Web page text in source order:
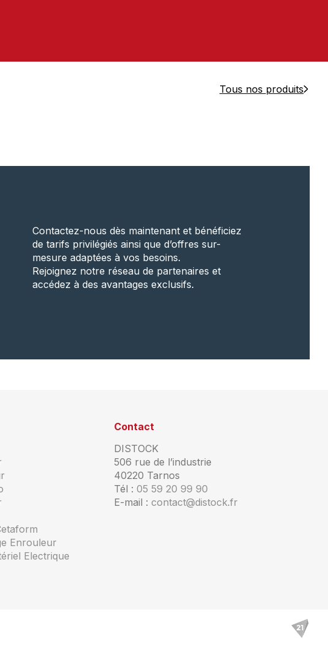
Tous nos produits
Contactez-nous dès maintenant et bénéficiez
de tarifs privilégiés ainsi que d’offres sur-
mesure adaptées à vos besoins.
Rejoignez notre réseau de partenaires et
accédez à des avantages exclusifs.
Enrouleur
Electrique
Contact
DISTOCK
506 rue de l’industrie
40220 Tarnos
Tél : 05 59 20 99 90
E-mail : contact@distock.fr